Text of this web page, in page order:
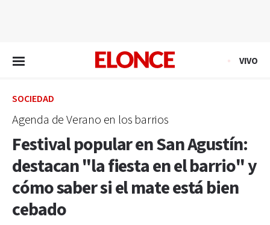
VIVO
SOCIEDAD
Agenda de Verano en los barrios
Festival popular en San Agustín:
destacan "la fiesta en el barrio" y
cómo saber si el mate está bien
cebado